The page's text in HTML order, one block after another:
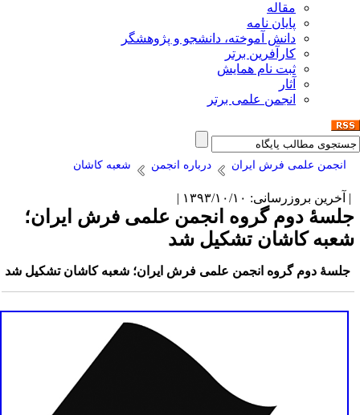
مقاله
پایان نامه
دانش آموخته، دانشجو و پژوهشگر
کارآفرین برتر
ثبت نام همایش
آثار
انجمن علمی برتر
انجمن علمی فرش ایران درباره انجمن شعبه کاشان
بروزرسانی: ۱۳۹۳/۱۰/۱۰ |
دوم گروه انجمن علمی فرش ایران؛
کاشان تشکیل شد
جلسۀ دوم گروه انجمن علمی فرش ایران؛ شعبه کاشان تشکیل شد